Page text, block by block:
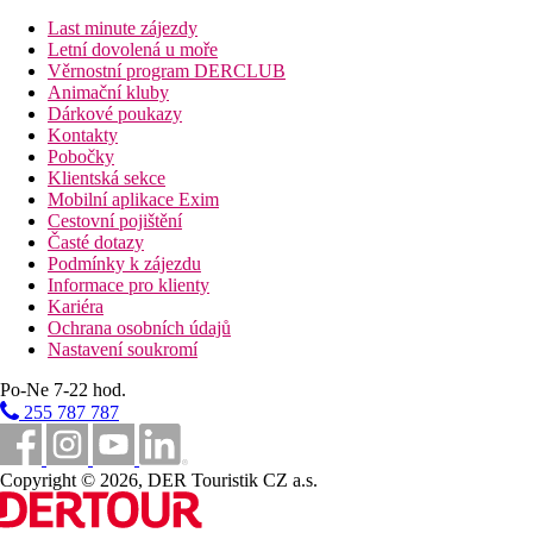
Stravování
Snídaně.
Vzdálenosti
0 m
Moře
2 km
Bary/hospůdky
2 km
Centrum města
2 km
Nákupy
2 km
Restaurace
15 km
Vzdálenost od nejbližšího letiště
Last minute zájezdy
Letní dovolená u moře
Věrnostní program DERCLUB
Animační kluby
Dárkové poukazy
Kontakty
Pobočky
Klientská sekce
Mobilní aplikace Exim
Cestovní pojištění
Časté dotazy
Podmínky k zájezdu
Informace pro klienty
Kariéra
Ochrana osobních údajů
Nastavení soukromí
Po-Ne 7-22 hod.
255 787 787
Copyright © 2026, DER Touristik CZ a.s.